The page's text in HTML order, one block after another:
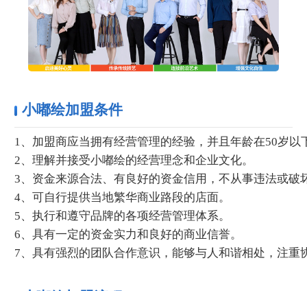
小嘟绘加盟条件
1、加盟商应当拥有经营管理的经验，并且年龄在50岁以
2、理解并接受小嘟绘的经营理念和企业文化。
3、资金来源合法、有良好的资金信用，不从事违法或破
4、可自行提供当地繁华商业路段的店面。
5、执行和遵守品牌的各项经营管理体系。
6、具有一定的资金实力和良好的商业信誉。
7、具有强烈的团队合作意识，能够与人和谐相处，注重